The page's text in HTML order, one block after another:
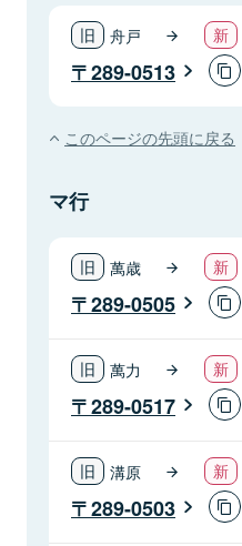
舟戸
289-0513
このページの先頭に戻る
マ行
萬歳
289-0505
萬力
289-0517
溝原
289-0503